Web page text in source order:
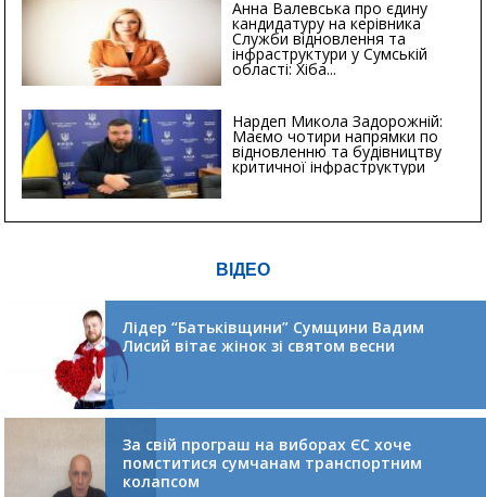
Анна Валевська про єдину
кандидатуру на керівника
Служби відновлення та
інфраструктури у Сумській
області: Хіба...
Нардеп Микола Задорожній:
Маємо чотири напрямки по
відновленню та будівництву
критичної інфраструктури
ВІДЕО
Лідер “Батьківщини” Сумщини Вадим
Лисий вітає жінок зі святом весни
За свій програш на виборах ЄС хоче
помститися сумчанам транспортним
колапсом